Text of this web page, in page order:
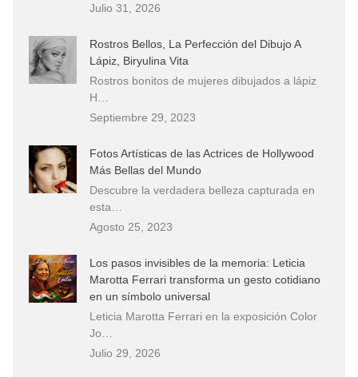
Julio 31, 2026
Rostros Bellos, La Perfección del Dibujo A
Lápiz, Biryulina Vita
Rostros bonitos de mujeres dibujados a lápiz
H…
Septiembre 29, 2023
Fotos Artísticas de las Actrices de Hollywood
Más Bellas del Mundo
Descubre la verdadera belleza capturada en
esta…
Agosto 25, 2023
Los pasos invisibles de la memoria: Leticia
Marotta Ferrari transforma un gesto cotidiano
en un símbolo universal
Leticia Marotta Ferrari en la exposición Color
Jo…
Julio 29, 2026